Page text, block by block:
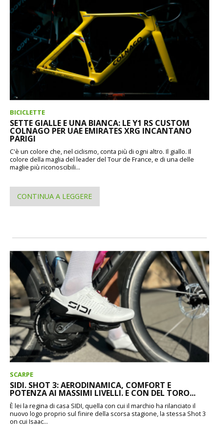
BICICLETTE
SETTE GIALLE E UNA BIANCA: LE Y1 RS CUSTOM
COLNAGO PER UAE EMIRATES XRG INCANTANO
PARIGI
C'è un colore che, nel ciclismo, conta più di ogni altro. Il giallo. Il
colore della maglia del leader del Tour de France, e di una delle
maglie più riconoscibili...
CONTINUA A LEGGERE
SCARPE
SIDI. SHOT 3: AERODINAMICA, COMFORT E
POTENZA AI MASSIMI LIVELLI. E CON DEL TORO...
È lei la regina di casa SIDI, quella con cui il marchio ha rilanciato il
nuovo logo proprio sul finire della scorsa stagione, la stessa Shot 3
on cui Isaac...